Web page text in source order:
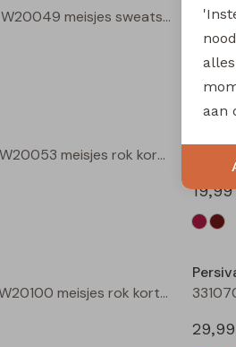
3310404 W20049 meisjes sweatshirt Taupe
3310800 W20053 meisjes rok kort Bruin donker
19,99
3310805 W20100 meisjes rok kort Bordeaux
29,99
aan